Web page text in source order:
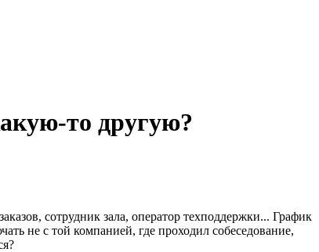
то другую?
сотрудник зала, оператор техподдержки... График
не с той компанией, где проходил собеседование,